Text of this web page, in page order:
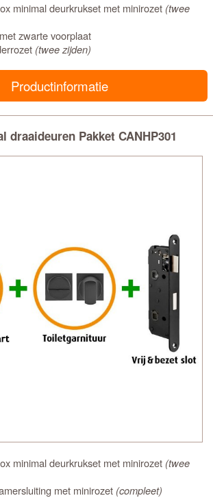
minimal deurkrukset met minirozet (twee
zwarte voorplaat
(twee zijden)
Productinformatie
draaideuren Pakket CANHP301
minimal deurkrukset met minirozet (twee
met minirozet (compleet)